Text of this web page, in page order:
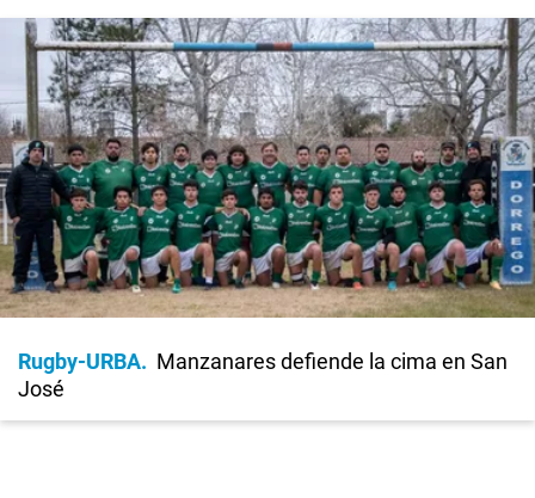
Rugby-URBA
Manzanares defiende la cima en San
José